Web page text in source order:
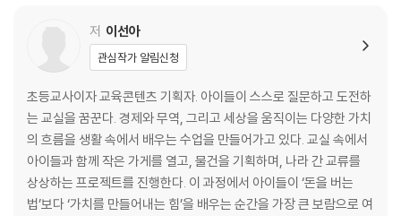
26. 캔바를 활용하여 굿즈 제작하기
27. 뚝딱샵으로 굿즈 제작 수업하기
저 이선아
관심작가 알림신청
초등교사이자 교육콘텐츠 기획자. 아이들이 스스로 질문하고 도전하
는 교실을 꿈꾼다. 경제와 무역, 그리고 세상을 움직이는 다양한 가치
의 흐름을 생활 속에서 배우는 수업을 만들어가고 있다. 교실 속에서
아이들과 함께 작은 가게를 열고, 물건을 기획하며, 나라 간 교류를
상상하는 프로젝트를 진행한다. 이 과정에서 아이들이 ‘돈을 버는
법’보다 ‘가치를 만들어내는 힘’을 배우는 순간을 가장 큰 보람으로 여